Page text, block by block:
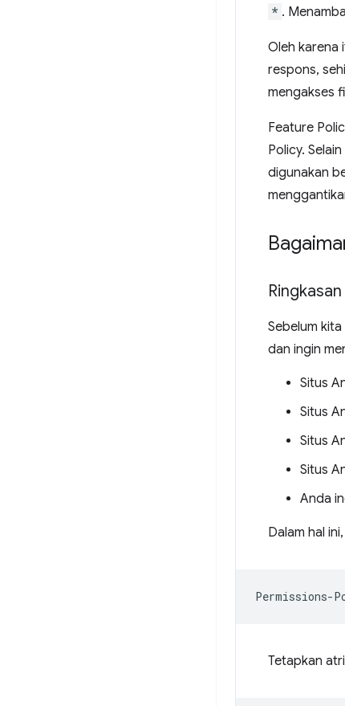
* .
Oleh karena
respons,
mengakses
Feature
Policy.
digunakan
Sebelum
dan ingin
Situs
Situs
Situs
Situs
Anda
Dalam hal
Tetapkan